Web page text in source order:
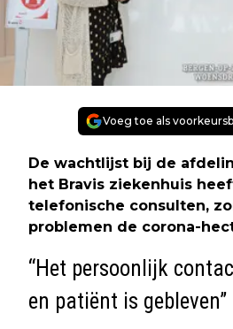
Voeg toe als
De wachtlijst bij de
het Bravis ziekenhuis
telefonische consulten,
problemen de corona-
“Het persoonlijk
en patiënt is gebleven”